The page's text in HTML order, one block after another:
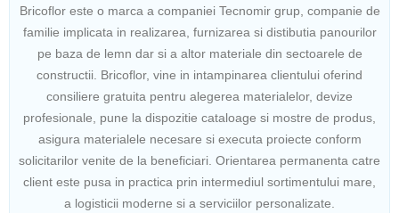
Bricoflor este o marca a companiei Tecnomir grup, companie de
familie implicata in realizarea, furnizarea si distibutia panourilor
pe baza de lemn dar si a altor materiale din sectoarele de
constructii. Bricoflor, vine in intampinarea clientului oferind
consiliere gratuita pentru alegerea materialelor, devize
profesionale, pune la dispozitie cataloage si mostre de produs,
asigura materialele necesare si executa proiecte conform
solicitarilor venite de la beneficiari. Orientarea permanenta catre
client este pusa in practica prin intermediul sortimentului mare,
a logisticii moderne si a serviciilor personalizate.